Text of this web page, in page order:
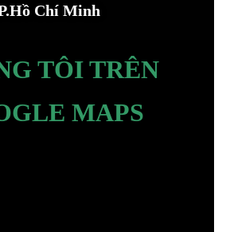
Chí Minh
TÔI TRÊN
MAPS